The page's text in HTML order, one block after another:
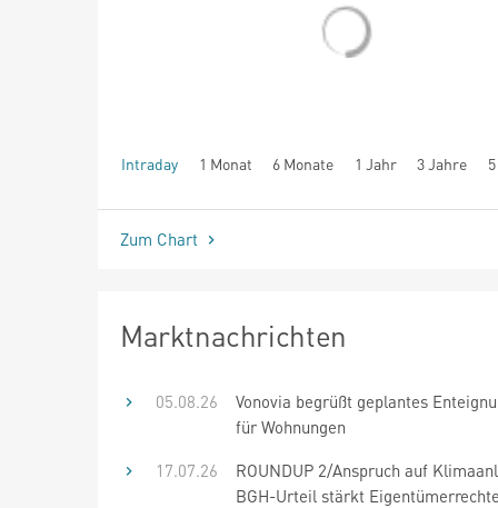
Intraday 1 Monat 6 Monate 1 Jahr 3 Jahre
seit Beginn
Zum Chart
Marktnachrichten
05.08.26
Vonovia begrüßt geplantes
für Wohnungen
17.07.26
ROUNDUP 2/Anspruch auf
BGH-Urteil stärkt